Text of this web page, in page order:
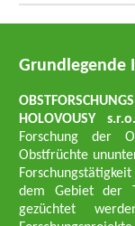
Grundlegende
HOLOVOUSY
Forschung der
Obstfrüchte
dem Gebiet der
gezüchtet